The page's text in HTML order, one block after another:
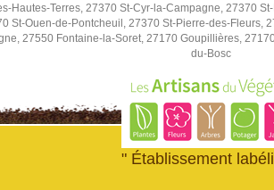
Hautes-Terres, 27370 St-Cyr-la-Campagne, 27370
St-Ouen-de-Pontcheuil, 27370 St-Pierre-des-
27550 Fontaine-la-Soret, 27170 Goupillières,
du-Bosc
" Établissement